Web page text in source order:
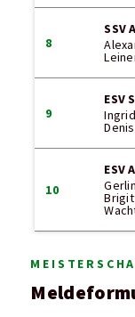
8
SSV
9
ESV
10
ESV